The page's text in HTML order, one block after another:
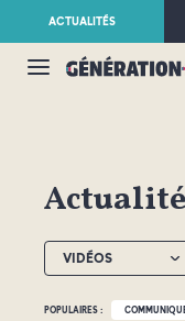
ACTUALITÉS
VIDÉOS
POPULAIRES :